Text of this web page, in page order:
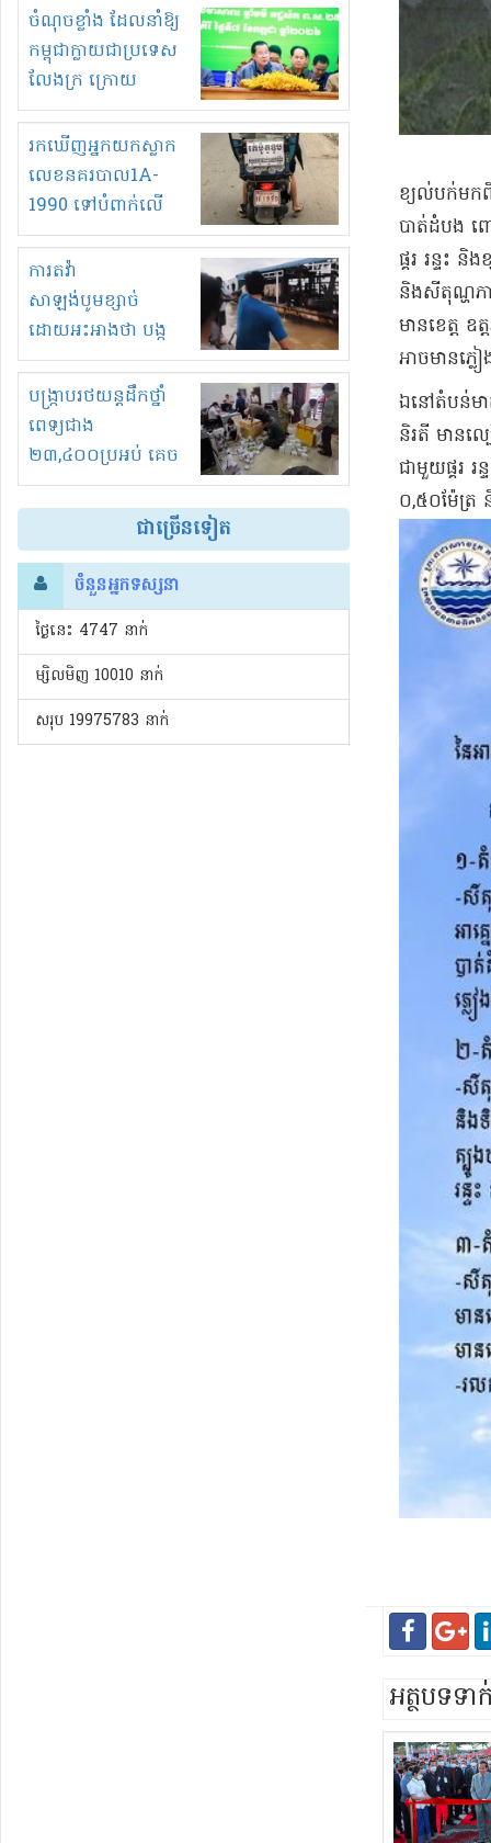
ចំណុចខ្លាំង ដែលនាំឱ្យ
កម្ពុជាក្លាយជាប្រទេស
លែងក្រ ក្រោយ
ឆ្នាំ២០៣០
រកឃើញអ្នកយកស្លាក
លេខនគរបាល1A-
1990 ទៅបំពាក់លើ
ម៉ូតូរបស់ខ្លួន ដាកផ្លាក
រត់ឌុបហើយ
ការតវ៉ា
សាឡង់បូមខ្សាច់
ដោយអះអាងថា បង្ក
បាក់ច្រាំងទន្លេ និង
រំខានទាំងយប់ទាំងថ្ងៃ
បង្ក្រាបរថយន្តដឹកថ្នាំ
ពេទ្យជាង
២៣,៤០០ប្រអប់ គេច
ពន្ធនិងអត់ច្បាប់នាំ
ចូល!?
ជាច្រើនទៀត
ចំនួនអ្នកទស្សនា
ថ្ងៃនេះ​ 4747 នាក់
ម្សិលមិញ 10010 នាក់
សរុប 19975783 នាក់
ខ្យល់​បក់​មក
បាត់ដំបង ព
ផ្គរ រន្ទះ
និង​សីតុណ្ហភ
មាន​ខេត្ត
អាចមាន​ភ្ល
ឯ​នៅ​តំបន់​ម
និរតី មាន​ល្
ជាមួយ​ផ្គរ
០,៥០​ម៉ែត្រ
អត្ថបទទ